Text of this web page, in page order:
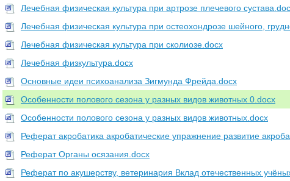
Лечебная физическая культура при артрозе плечевого
Лечебная физическая культура при остеохондрозе шейного,
Лечебная физическая культура при сколиозе.docx
Лечебная физкультура.docx
Основные идеи психоанализа Зигмунда Фрейда.docx
Особенности полового сезона у разных видов животных 0.docx
Особенности полового сезона у разных видов животных.docx
Реферат акробатика акробатические упражнение развитие
Реферат Органы осязания.docx
Реферат по акушерству, ветеринария Вклад отечественных